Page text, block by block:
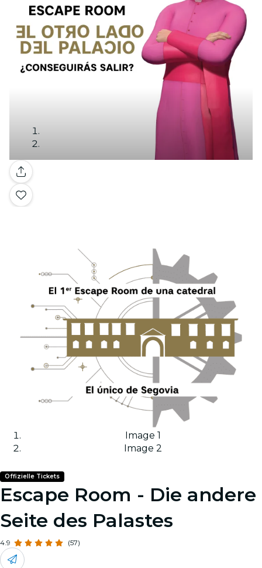
Galerie
Image 1
Image 2
Offizielle Tickets
Escape Room - Die andere
Seite des Palastes
4.9 (57)